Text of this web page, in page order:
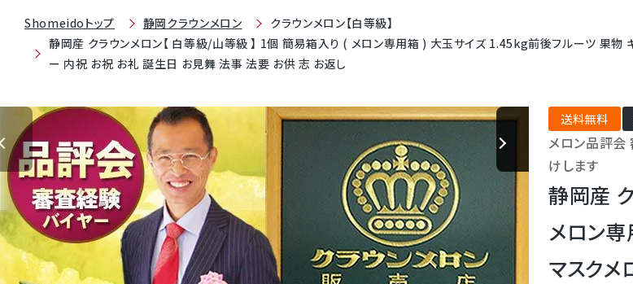
静岡産クラウンメロン
天使音（あまね）マスクメロン
クラウンメロンゼリー
Shomeidoトップ 静岡クラウンメロン
クラウンメロン【白等級】
静岡産 クラウンメロン【 白等級/山等級 】 1個 簡易箱入り ( メロン専用箱 ) 大玉サイズ 1.45kg前後フルーツ 果物
ー 内祝 お祝 お礼 誕生日 お見舞 法事 法要 お供 志 お返し
送料無料
メロン品評会
けします
静岡産
メロン
マスクメ